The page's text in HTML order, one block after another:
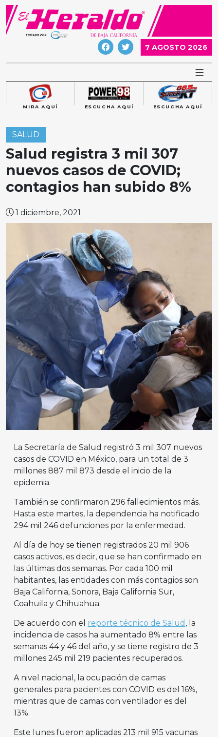
Skip
content
7 AGOSTO 2026
MIRA AQUÍ ESCUCHA AQUÍ ESCUCHA AQUÍ
SALUD
Salud registra 3 mil 307
nuevos casos de COVID;
contagios han subido 8%
1 diciembre, 2021
La Secretaría de Salud registró 3 mil 307 nuevos
casos de COVID en México, para un total de 3
millones 887 mil 873 desde el inicio de la
epidemia.
También se confirmaron 296 fallecimientos más.
Hasta este martes, la dependencia ha notificado
294 mil 246 defunciones por la enfermedad.
Al día de hoy se tienen registrados 20 mil 906
casos activos, es decir, que se han confirmado en
las últimas dos semanas. Por cada 100 mil
habitantes, las entidades con más contagios son
Baja California, Sonora, Baja California Sur,
Coahuila y Chihuahua.
De acuerdo con el reporte técnico de Salud , la
incidencia de casos ha aumentado 8% entre las
semanas 44 y 46 del año, y se tiene registro de 3
millones 245 mil 219 pacientes recuperados.
A nivel nacional, la ocupación de camas
generales para pacientes con COVID es del 16%,
mientras que de camas con ventilador es del
13%.
Este lunes fueron aplicadas 213 mil 915 vacunas